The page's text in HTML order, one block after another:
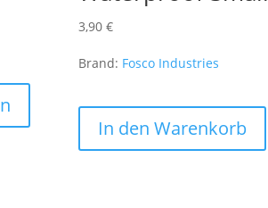
mehrere
3,90€
Brand: Fosco Industries
In den Warenkorb